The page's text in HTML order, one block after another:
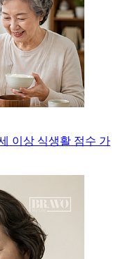
이상 식생활 점수 가